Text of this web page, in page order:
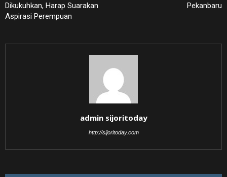
Dikukuhkan, Harap Suarakan
Aspirasi Perempuan
Pekanbaru
admin sijoritoday
http://sijoritoday.com